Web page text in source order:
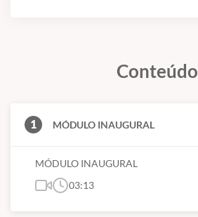
Conteúdo
1 MÓDULO INAUGURAL
MÓDULO INAUGURAL
03:13